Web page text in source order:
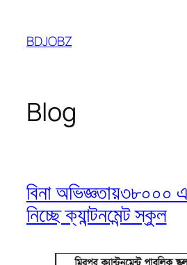
content
BDJOBZ
Blog
বিনা অভিজ্ঞতায়৩৮০০০
নিচ্ছে ক্যান্টনমেন্ট স্কুল